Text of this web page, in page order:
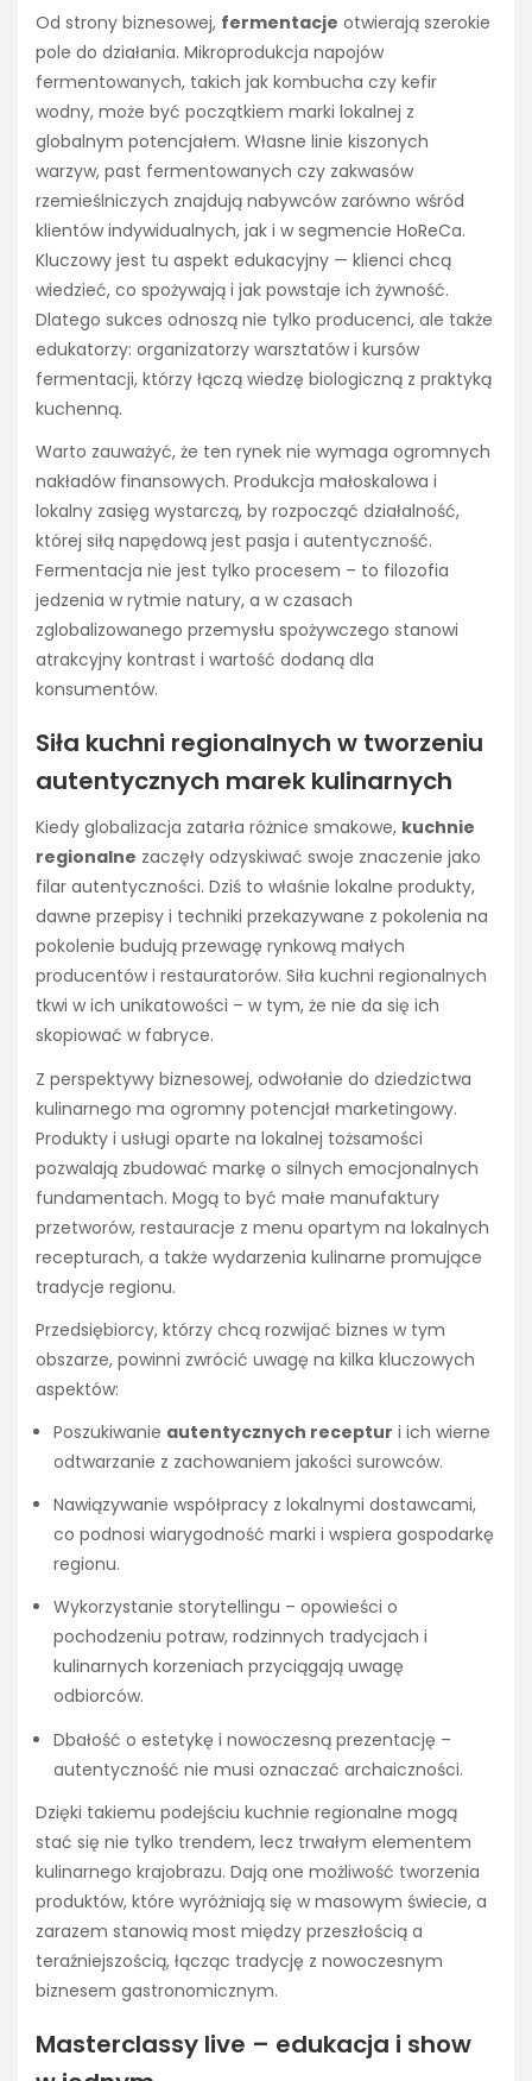
Od strony biznesowej, fermentacje otwierają szerokie
pole do działania. Mikroprodukcja napojów
fermentowanych, takich jak kombucha czy kefir
wodny, może być początkiem marki lokalnej z
globalnym potencjałem. Własne linie kiszonych
warzyw, past fermentowanych czy zakwasów
rzemieślniczych znajdują nabywców zarówno wśród
klientów indywidualnych, jak i w segmencie HoReCa.
Kluczowy jest tu aspekt edukacyjny — klienci chcą
wiedzieć, co spożywają i jak powstaje ich żywność.
Dlatego sukces odnoszą nie tylko producenci, ale także
edukatorzy: organizatorzy warsztatów i kursów
fermentacji, którzy łączą wiedzę biologiczną z praktyką
kuchenną.
Warto zauważyć, że ten rynek nie wymaga ogromnych
nakładów finansowych. Produkcja małoskalowa i
lokalny zasięg wystarczą, by rozpocząć działalność,
której siłą napędową jest pasja i autentyczność.
Fermentacja nie jest tylko procesem – to filozofia
jedzenia w rytmie natury, a w czasach
zglobalizowanego przemysłu spożywczego stanowi
atrakcyjny kontrast i wartość dodaną dla
konsumentów.
Siła kuchni regionalnych w tworzeniu
autentycznych marek kulinarnych
Kiedy globalizacja zatarła różnice smakowe, kuchnie
regionalne zaczęły odzyskiwać swoje znaczenie jako
filar autentyczności. Dziś to właśnie lokalne produkty,
dawne przepisy i techniki przekazywane z pokolenia na
pokolenie budują przewagę rynkową małych
producentów i restauratorów. Siła kuchni regionalnych
tkwi w ich unikatowości – w tym, że nie da się ich
skopiować w fabryce.
Z perspektywy biznesowej, odwołanie do dziedzictwa
kulinarnego ma ogromny potencjał marketingowy.
Produkty i usługi oparte na lokalnej tożsamości
pozwalają zbudować markę o silnych emocjonalnych
fundamentach. Mogą to być małe manufaktury
przetworów, restauracje z menu opartym na lokalnych
recepturach, a także wydarzenia kulinarne promujące
tradycje regionu.
Przedsiębiorcy, którzy chcą rozwijać biznes w tym
obszarze, powinni zwrócić uwagę na kilka kluczowych
aspektów:
Poszukiwanie autentycznych receptur i ich wierne
odtwarzanie z zachowaniem jakości surowców.
Nawiązywanie współpracy z lokalnymi dostawcami,
co podnosi wiarygodność marki i wspiera gospodarkę
regionu.
Wykorzystanie storytellingu – opowieści o
pochodzeniu potraw, rodzinnych tradycjach i
kulinarnych korzeniach przyciągają uwagę
odbiorców.
Dbałość o estetykę i nowoczesną prezentację –
autentyczność nie musi oznaczać archaiczności.
Dzięki takiemu podejściu kuchnie regionalne mogą
stać się nie tylko trendem, lecz trwałym elementem
kulinarnego krajobrazu. Dają one możliwość tworzenia
produktów, które wyróżniają się w masowym świecie, a
zarazem stanowią most między przeszłością a
teraźniejszością, łącząc tradycję z nowoczesnym
biznesem gastronomicznym.
Masterclassy live – edukacja i show